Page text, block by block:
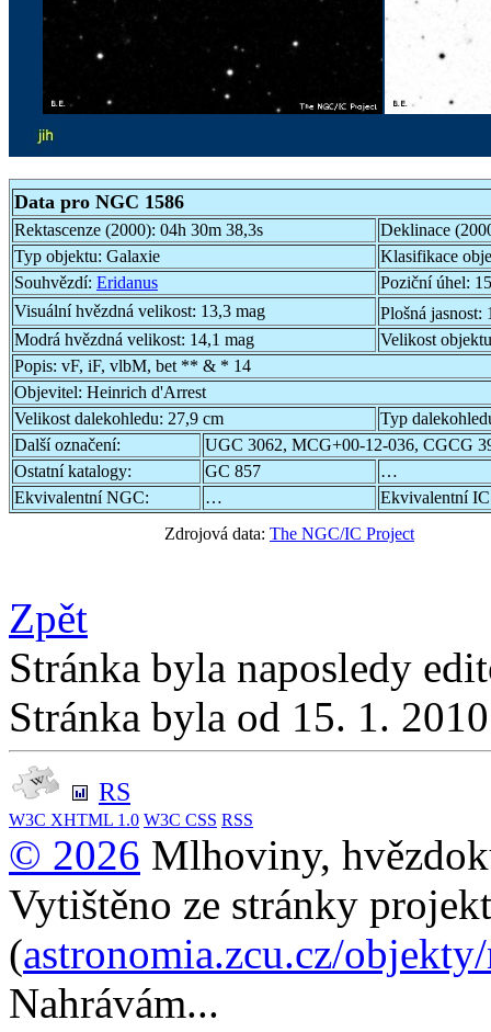
Data pro NGC 1586
Rektascenze (2000): 04h 30m 38,3s
Deklinace
Typ objektu: Galaxie
Klasifikace
Souhvězdí: Eridanus Poziční úhel:
Visuální hvězdná velikost: 13,3 mag Plošná jasnost:
Modrá hvězdná velikost: 14,1 mag
Velikost
Popis: vF, iF, vlbM, bet ** & * 14
Objevitel: Heinrich d'Arrest
Velikost dalekohledu: 27,9 cm
Typ
Další označení:
UGC 3062, MCG+00-12-036, CGCG
Ostatní katalogy:
GC 857
…
Ekvivalentní NGC:
…
Ekvivalentní
Zdrojová data: The NGC/IC Project
Zpět
Stránka byla naposledy
Stránka byla od 15. 1.
RS
W3C XHTML 1.0 W3C CSS RSS
© 2026 Mlhoviny,
Vytištěno ze stránky
(astronomia.zcu.cz/
Nahrávám...